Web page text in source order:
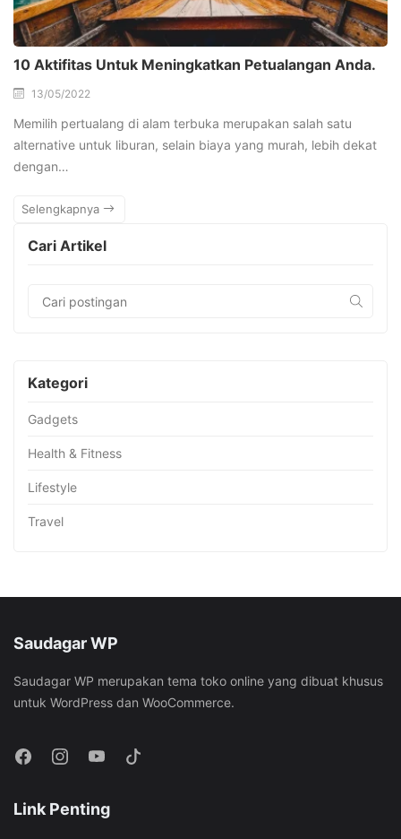
10 Aktifitas Untuk Meningkatkan Petualangan Anda.
13/05/2022
Memilih pertualang di alam terbuka merupakan salah satu
alternative untuk liburan, selain biaya yang murah, lebih dekat
dengan…
Selengkapnya
Cari Artikel
Kategori
Gadgets
Health & Fitness
Lifestyle
Travel
Saudagar WP
Saudagar WP merupakan tema toko online yang dibuat khusus
untuk WordPress dan WooCommerce.
Link Penting